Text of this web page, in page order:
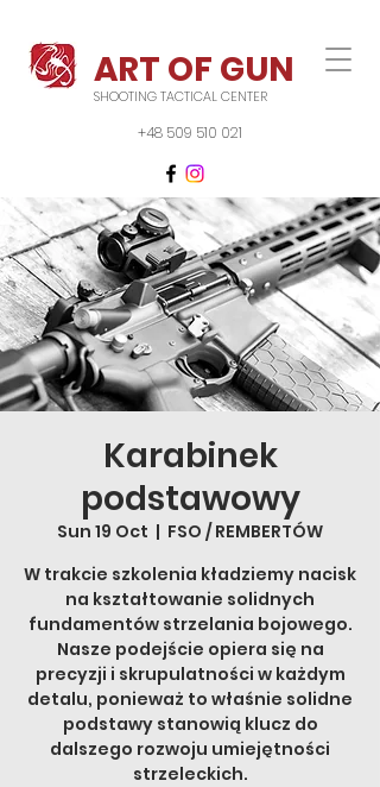
SHOOTING TACTICAL CENTER
+48 509 510 021
ART OF GUN
Karabinek
podstawowy
Sun 19 Oct
  |
FSO / REMBERTÓW
W trakcie szkolenia kładziemy nacisk
na kształtowanie solidnych
fundamentów strzelania bojowego.
Nasze podejście opiera się na
precyzji i skrupulatności w każdym
detalu, ponieważ to właśnie solidne
podstawy stanowią klucz do
dalszego rozwoju umiejętności
strzeleckich.